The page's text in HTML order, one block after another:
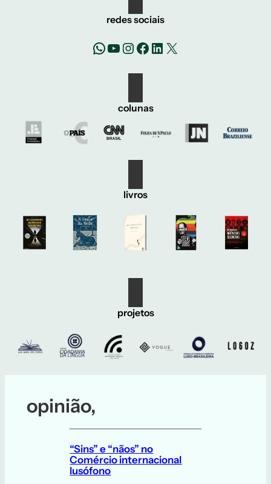
redes sociais
WhatsApp
YouTube
Instagram
Facebook
LinkedIn
X
colunas
livros
projetos
opinião,
“Sins” e “nãos” no
Comércio internacional
lusófono